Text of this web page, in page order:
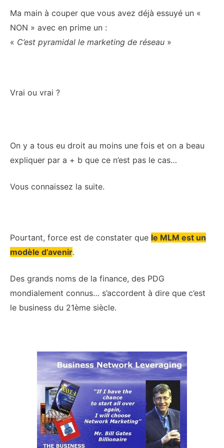
Ma main à couper que vous avez déjà essuyé un «
NON » avec en prime un :
« C’est pyramidal le marketing de réseau »
Vrai ou vrai ?
On y a tous eu droit au moins une fois et on a beau
expliquer par a + b que ce n’est pas le cas…
Vous connaissez la suite.
Pourtant, force est de constater que le MLM est un
modèle d’avenir.
Des grands noms de la finance, des PDG
mondialement connus… s’accordent à dire que c’est
le business du 21ème siècle.